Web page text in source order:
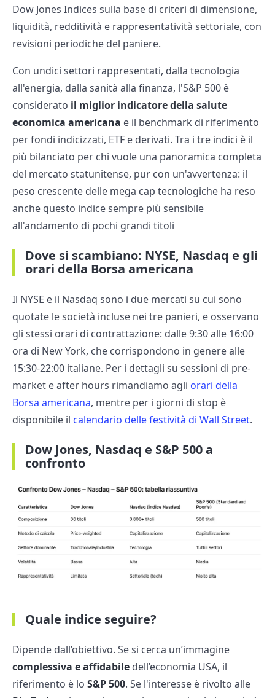
Dow Jones Indices sulla base di criteri di dimensione,
liquidità, redditività e rappresentatività settoriale, con
revisioni periodiche del paniere.
Con undici settori rappresentati, dalla tecnologia
all'energia, dalla sanità alla finanza, l'S&P 500 è
considerato il miglior indicatore della salute
economica americana e il benchmark di riferimento
per fondi indicizzati, ETF e derivati. Tra i tre indici è il
più bilanciato per chi vuole una panoramica completa
del mercato statunitense, pur con un'avvertenza: il
peso crescente delle mega cap tecnologiche ha reso
anche questo indice sempre più sensibile
all'andamento di pochi grandi titoli
Dove si scambiano: NYSE, Nasdaq e gli
orari della Borsa americana
Il NYSE e il Nasdaq sono i due mercati su cui sono
quotate le società incluse nei tre panieri, e osservano
gli stessi orari di contrattazione: dalle 9:30 alle 16:00
ora di New York, che corrispondono in genere alle
15:30-22:00 italiane. Per i dettagli su sessioni di pre-
market e after hours rimandiamo agli orari della
Borsa americana, mentre per i giorni di stop è
disponibile il calendario delle festività di Wall Street.
Dow Jones, Nasdaq e S&P 500 a
confronto
Quale indice seguire?
Dipende dall’obiettivo. Se si cerca un’immagine
complessiva e affidabile dell’economia USA, il
riferimento è lo S&P 500. Se l'interesse è rivolto alle